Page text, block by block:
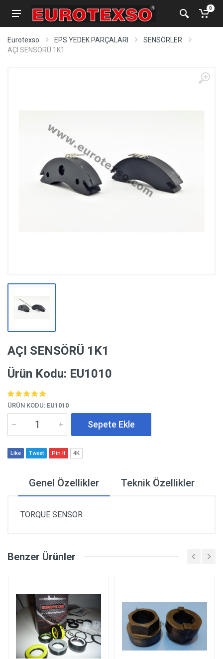
0
Eurotexso EPS YEDEK PARÇALARI
SENSÖRLER
AÇI SENSÖRÜ 1K1
AÇI SENSÖRÜ 1K1
Ürün Kodu: EU1010
ÜRÜN KODU: EU1010
Sepete Ekle
Like Tweet Pin It 4K
Genel Özellikler Teknik Özellikler
TORQUE SENSOR
Benzer Ürünler